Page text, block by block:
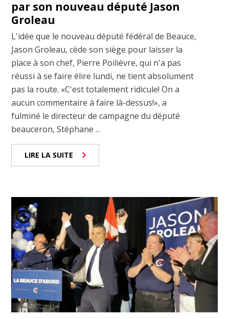
par son nouveau député Jason
Groleau
L'idée que le nouveau député fédéral de Beauce,
Jason Groleau, cède son siège pour laisser la
place à son chef, Pierre Poilièvre, qui n'a pas
réussi à se faire élire lundi, ne tient absolument
pas la route. «C'est totalement ridicule! On a
aucun commentaire à faire là-dessus!», a
fulminé le directeur de campagne du député
beauceron, Stéphane ...
LIRE LA SUITE